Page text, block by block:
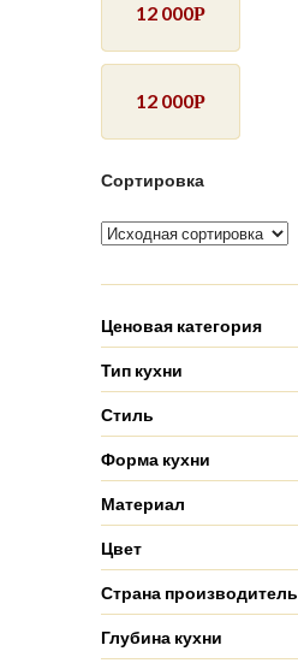
12 000Р
12 000Р
Сортировка
Ценовая категория
Тип кухни
Стиль
Форма кухни
Материал
Цвет
Страна производитель
Глубина кухни